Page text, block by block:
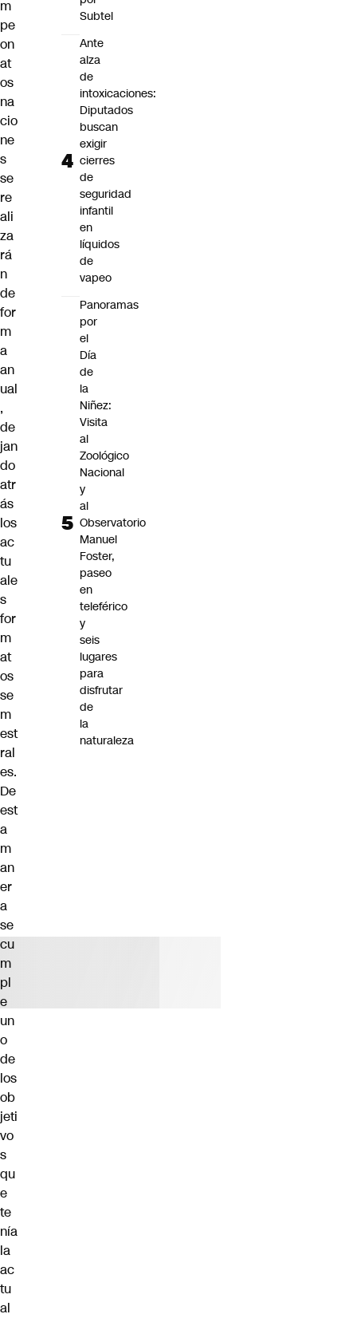
m
pe
on
at
os
na
cio
ne
s
se
re
ali
za
rá
n
de
for
m
a
an
ual
,
de
jan
do
atr
ás
los
ac
tu
ale
s
for
m
at
os
se
m
est
ral
es.
De
est
a
m
an
er
a
se
cu
m
pl
e
un
o
de
los
ob
jeti
vo
s
qu
e
te
nía
la
ac
tu
al
Subtel
Ante
alza
de
intoxicaciones:
Diputados
buscan
exigir
cierres
de
seguridad
infantil
en
líquidos
de
vapeo
Panoramas
por
el
Día
de
la
Niñez:
Visita
al
Zoológico
Nacional
y
al
Observatorio
Manuel
Foster,
paseo
en
teleférico
y
seis
lugares
para
disfrutar
de
la
naturaleza